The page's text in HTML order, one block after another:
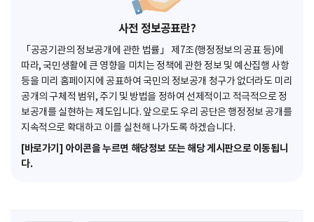
사전 정보공표란?
「공공기관의 정보공개에 관한 법률」 제7조(행정정보의 공표 등)에
따라, 국민생활에 큰 영향을 미치는 정책에 관한 정보 및 예산집행 사항
등을 미리 홈페이지에 공표하여 국민의 정보공개 청구가 없더라도 미리
공개의 구체적 범위, 주기 및 방법을 정하여 선제적이고 적극적으로 정
보공개를 실현하는 제도입니다. 앞으로도 우리 공단은 행정정보 공개를
지속적으로 확대하고 이를 실천해 나가도록 하겠습니다.
[바로가기] 아이콘을 누르면 해당정보 또는 해당 게시판으로 이동됩니
다.